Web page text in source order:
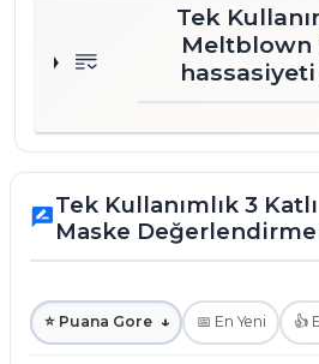
Tek
Meltblown
hassasiyeti
rate_reviewTek Kullanımlık 3
Maske Değerlendirme
⭐ Puana Gore ↓ 📅 En Yeni 👍